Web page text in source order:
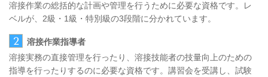
溶接作業の総括的な計画や管理を行うために必要な資格です。レ
ベルが、2級・1級・特別級の3段階に分かれています。
2 溶接作業指導者
溶接実務の直接管理を行ったり、溶接技能者の技量向上のための
指導を行ったりするのに必要な資格です。講習会を受講し、試験